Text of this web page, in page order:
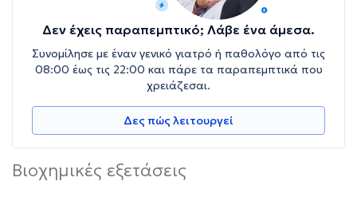
Δεν έχεις παραπεμπτικό; Λάβε ένα άμεσα.
Συνομίλησε με έναν γενικό γιατρό ή παθολόγο από τις
08:00 έως τις 22:00 και πάρε τα παραπεμπτικά που
χρειάζεσαι.
Δες πώς λειτουργεί
Βιοχημικές εξετάσεις